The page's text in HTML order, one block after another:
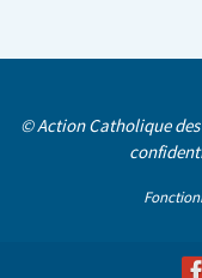
© Action Catholique